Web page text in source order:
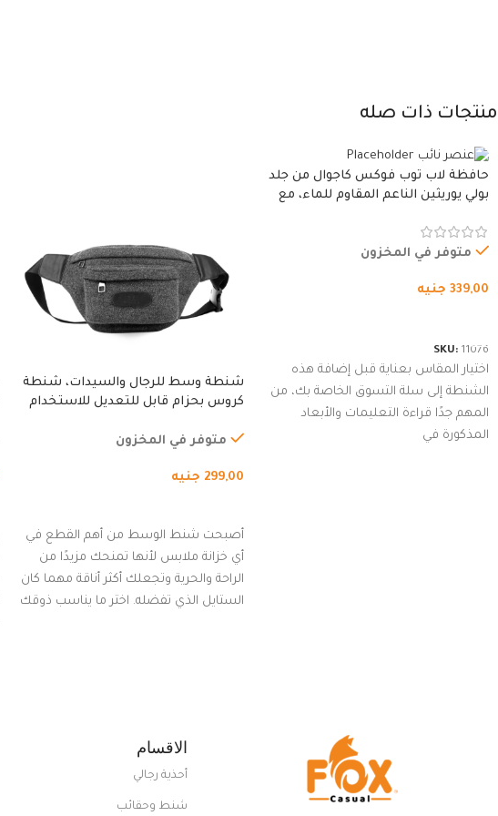
منتجات ذات صله
حافظة لاب توب فوكس كاجوال من جلد
بولي يوريثين الناعم المقاوم للماء، مع
متوفر في المخزون
339,00 جنيه
SKU: 11076
اختيار المقاس بعناية قبل إضافة هذه
الشنطة إلى سلة التسوق الخاصة بك، من
المهم جدًا قراءة التعليمات والأبعاد
المذكورة في
شنطة وسط للرجال والسيدات، شنطة
كروس بحزام قابل للتعديل للاستخدام
المشي لمسافات طويلة، وركوب
متوفر في المخزون
299,00 جنيه
أصبحت شنط الوسط من أهم القطع في
أي خزانة ملابس لأنها تمنحك مزيدًا من
الراحة والحرية وتجعلك أكثر أناقة مهما كان
الستايل الذي تفضله. اختر ما يناسب ذوقك
الاقسام
أحذية رجالي
شنط وحقائب